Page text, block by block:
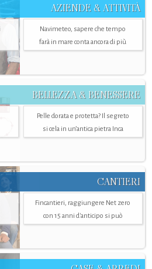
AZIENDE & ATTIVITÀ
Navimeteo, sapere che tempo
farà in mare conta ancora di più
BELLEZZA & BENESSERE
Pelle dorata e protetta? Il segreto
si cela in un’antica pietra Inca
CANTIERI
Fincantieri, raggiungere Net zero
con 15 anni d'anticipo si può